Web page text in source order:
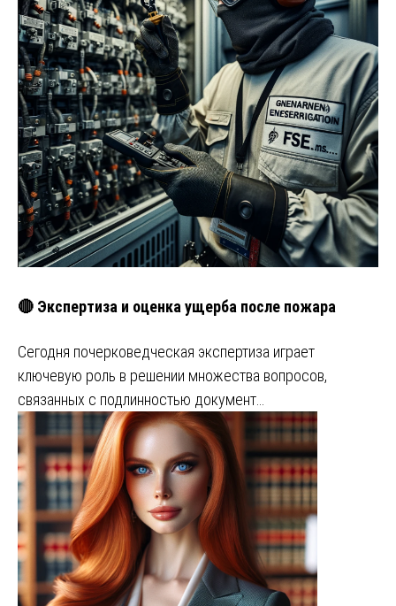
🔴 Экспертиза и оценка ущерба после пожара
Сегодня почерковедческая экспертиза играет
ключевую роль в решении множества вопросов,
связанных с подлинностью документ…